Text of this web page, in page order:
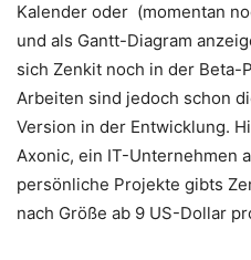
Kalender oder (momentan
und als Gantt-Diagram
sich Zenkit noch in der Beta-
Arbeiten sind jedoch schon
Version in der Entwicklung.
Axonic, ein IT-Unternehmen
persönliche Projekte gibts
nach Größe ab 9 US-Dollar